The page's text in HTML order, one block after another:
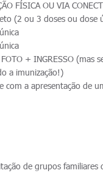
FÍSICA OU VIA
(2 ou 3 doses ou dose
+ INGRESSO (mas
a imunização!)
com a apresentação de
de grupos familiares